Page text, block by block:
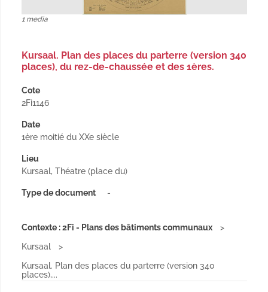
1 media
Kursaal. Plan des places du parterre (version 340
places), du rez-de-chaussée et des 1ères.
Cote
2Fi1146
Date
1ère moitié du XXe siècle
Lieu
Kursaal, Théatre (place du)
Type de document -
Contexte : 2Fi - Plans des bâtiments communaux
Kursaal
Kursaal. Plan des places du parterre (version 340
places),...